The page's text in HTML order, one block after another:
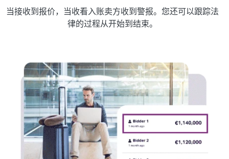
当接收到报价，当收看入账卖方收到警报。您还可以跟踪法
律的过程从开始到结束。